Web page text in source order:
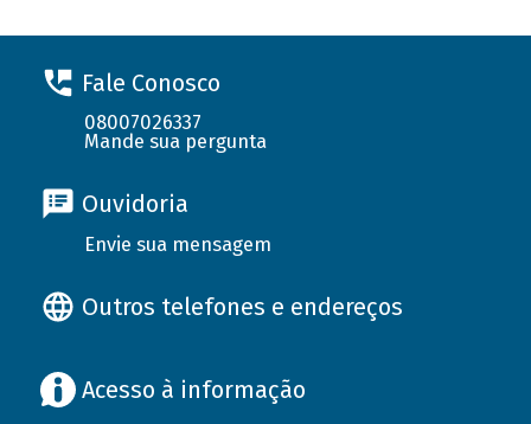
Fale Conosco
08007026337
Mande sua pergunta
Ouvidoria
Envie sua mensagem
Outros telefones e endereços
Acesso à informação